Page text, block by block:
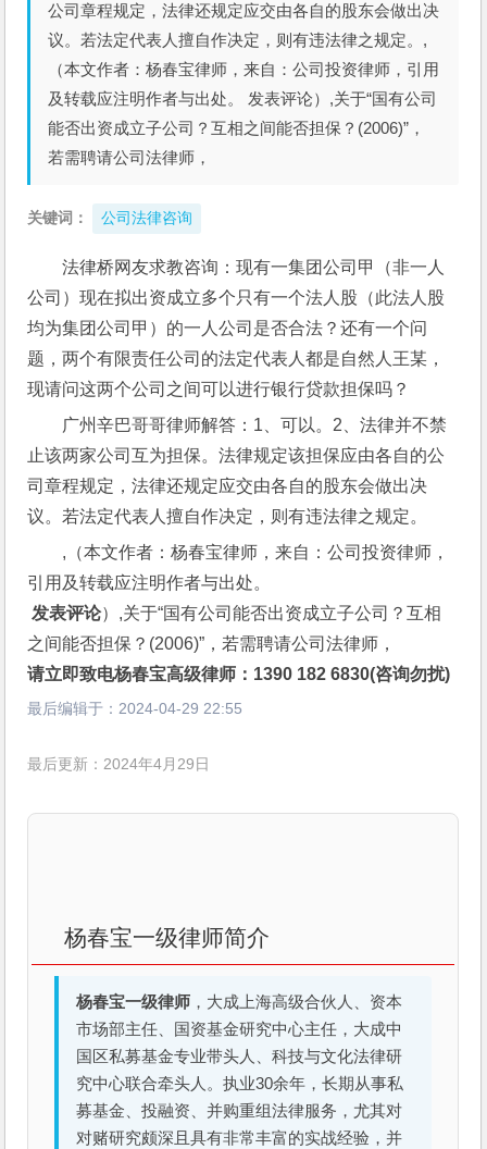
公司章程规定，法律还规定应交由各自的股东会做出决
议。若法定代表人擅自作决定，则有违法律之规定。,
（本文作者：杨春宝律师，来自：公司投资律师，引用
及转载应注明作者与出处。 发表评论）,关于“国有公司
能否出资成立子公司？互相之间能否担保？(2006)”，
若需聘请公司法律师，
关键词： 公司法律咨询
法律桥网友求教咨询：现有一集团公司甲（非一人
公司）现在拟出资成立多个只有一个法人股（此法人股
均为集团公司甲）的一人公司是否合法？还有一个问
题，两个有限责任公司的法定代表人都是自然人王某，
现请问这两个公司之间可以进行银行贷款担保吗？
广州辛巴哥哥律师解答：1、可以。2、法律并不禁
止该两家公司互为担保。法律规定该担保应由各自的公
司章程规定，法律还规定应交由各自的股东会做出决
议。若法定代表人擅自作决定，则有违法律之规定。
,（本文作者：杨春宝律师，来自：公司投资律师，
引用及转载应注明作者与出处。
发表评论）,关于“国有公司能否出资成立子公司？互相
之间能否担保？(2006)”，若需聘请公司法律师，
请立即致电杨春宝高级律师：1390 182 6830(咨询勿扰)
最后编辑于： 2024-04-29 22:55
最后更新：2024年4月29日
杨春宝一级律师简介
杨春宝一级律师 ，大成上海高级合伙人、资本
市场部主任、国资基金研究中心主任，大成中
国区私募基金专业带头人、科技与文化法律研
究中心联合牵头人。执业30余年，长期从事私
募基金、投融资、并购重组法律服务，尤其对
对赌研究颇深且具有非常丰富的实战经验，并